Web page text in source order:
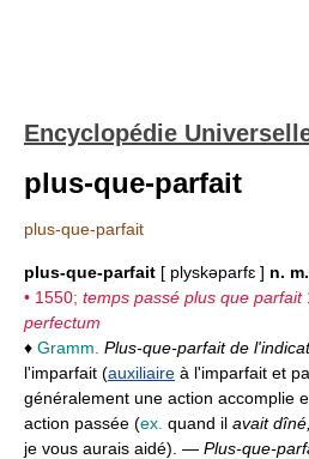
Encyclopédie
plus-que-parfait
plus-que-parfait
plus-que-parfait [ plyskəparfɛ ] n. m.
• 1550; temps passé plus que parfait
perfectum
♦ Gramm. Plus-que-parfait de
l'imparfait (auxiliaire à l'imparfait et
généralement une action accomplie
action passée (ex. quand il avait dîné,
je vous aurais aidé). — Plus-que-